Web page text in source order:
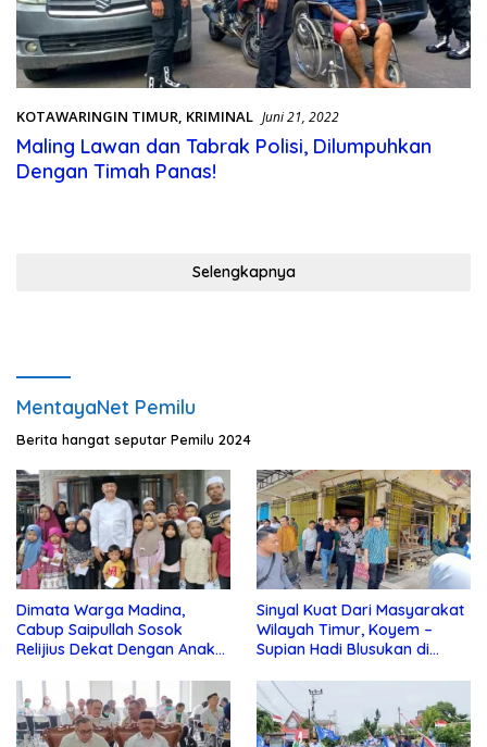
KOTAWARINGIN TIMUR, KRIMINAL Juni 21, 2022
Maling Lawan dan Tabrak Polisi, Dilumpuhkan
Dengan Timah Panas!
Selengkapnya
MentayaNet Pemilu
Berita hangat seputar Pemilu 2024
Dimata Warga Madina,
Cabup Saipullah Sosok
Relijius Dekat Dengan Anak
Sinyal Kuat Dari Masyarakat
Wilayah Timur, Koyem –
Supian Hadi Blusukan di